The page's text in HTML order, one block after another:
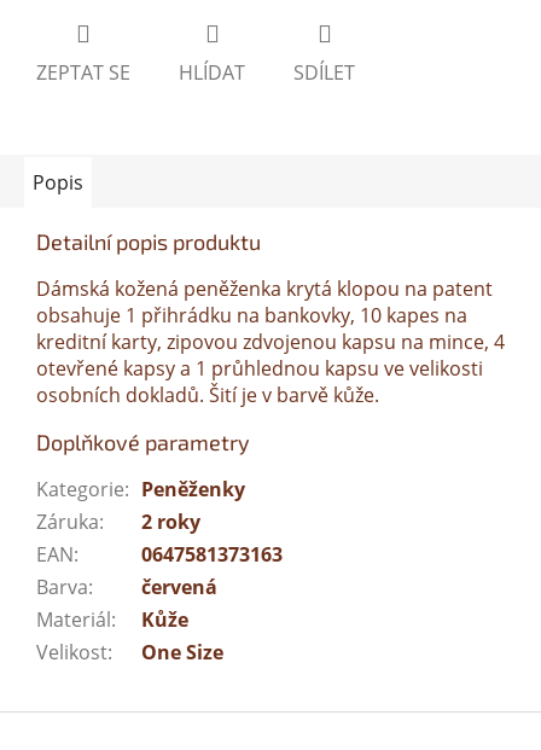
ZEPTAT SE HLÍDAT SDÍLET
Popis
Detailní popis produktu
Dámská kožená peněženka krytá klopou na patent
obsahuje 1 přihrádku na bankovky, 10 kapes na
kreditní karty, zipovou zdvojenou kapsu na mince, 4
otevřené kapsy a 1 průhlednou kapsu ve velikosti
osobních dokladů. Šití je v barvě kůže.
Doplňkové parametry
Kategorie: Peněženky
Záruka:
2 roky
EAN:
0647581373163
Barva:
červená
Materiál:
Kůže
Velikost: One Size